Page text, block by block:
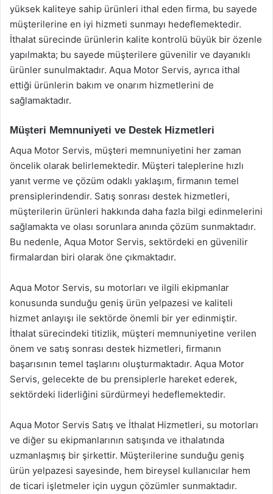
yüksek kaliteye sahip ürünleri ithal eden firma, bu sayede
müşterilerine en iyi hizmeti sunmayı hedeflemektedir.
İthalat sürecinde ürünlerin kalite kontrolü büyük bir özenle
yapılmakta; bu sayede müşterilere güvenilir ve dayanıklı
ürünler sunulmaktadır. Aqua Motor Servis, ayrıca ithal
ettiği ürünlerin bakım ve onarım hizmetlerini de
sağlamaktadır.
Müşteri Memnuniyeti ve Destek Hizmetleri
Aqua Motor Servis, müşteri memnuniyetini her zaman
öncelik olarak belirlemektedir. Müşteri taleplerine hızlı
yanıt verme ve çözüm odaklı yaklaşım, firmanın temel
prensiplerindendir. Satış sonrası destek hizmetleri,
müşterilerin ürünleri hakkında daha fazla bilgi edinmelerini
sağlamakta ve olası sorunlara anında çözüm sunmaktadır.
Bu nedenle, Aqua Motor Servis, sektördeki en güvenilir
firmalardan biri olarak öne çıkmaktadır.
Aqua Motor Servis, su motorları ve ilgili ekipmanlar
konusunda sunduğu geniş ürün yelpazesi ve kaliteli
hizmet anlayışı ile sektörde önemli bir yer edinmiştir.
İthalat sürecindeki titizlik, müşteri memnuniyetine verilen
önem ve satış sonrası destek hizmetleri, firmanın
başarısının temel taşlarını oluşturmaktadır. Aqua Motor
Servis, gelecekte de bu prensiplerle hareket ederek,
sektördeki liderliğini sürdürmeyi hedeflemektedir.
Aqua Motor Servis Satış ve İthalat Hizmetleri, su motorları
ve diğer su ekipmanlarının satışında ve ithalatında
uzmanlaşmış bir şirkettir. Müşterilerine sunduğu geniş
ürün yelpazesi sayesinde, hem bireysel kullanıcılar hem
de ticari işletmeler için uygun çözümler sunmaktadır.